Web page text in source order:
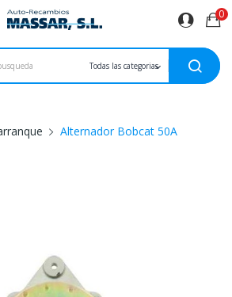
0
Alternador Bobcat 50A